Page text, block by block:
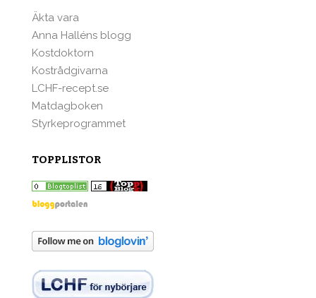
Äkta vara
Anna Halléns blogg
Kostdoktorn
Kostrådgivarna
LCHF-recept.se
Matdagboken
Styrkeprogrammet
TOPPLISTOR